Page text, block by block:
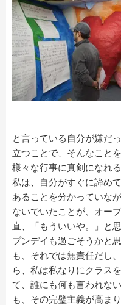
と言っている自分が嫌だ
立つことで、そんなこと
様々な行事に真剣になれ
私は、自分がすぐに諦め
あることを分かっていな
ないでいたことが、オー
直、「もういいや。」と
プンデイも過ごそうかと
も、それでは無責任だし
ら、私は私なりにクラス
て、誰にも何も言われな
も、その完璧主義が高ま